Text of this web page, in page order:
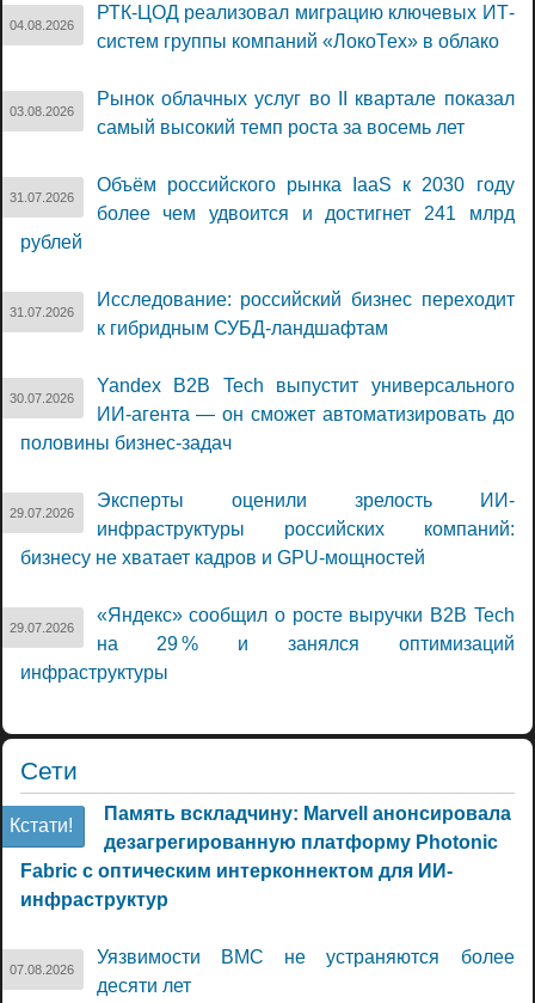
04.08.2026
РТК-ЦОД реализовал миграцию ключевых ИТ-
систем группы компаний «ЛокоТех» в облако
03.08.2026
Рынок облачных услуг во II квартале показал
самый высокий темп роста за восемь лет
31.07.2026
Объём российского рынка IaaS к 2030 году
более чем удвоится и достигнет 241 млрд
рублей
31.07.2026
Исследование: российский бизнес переходит
к гибридным СУБД-ландшафтам
30.07.2026
Yandex B2B Tech выпустит универсального
ИИ-агента — он сможет автоматизировать до
половины бизнес-задач
29.07.2026
Эксперты оценили зрелость ИИ-
инфраструктуры российских компаний:
бизнесу не хватает кадров и GPU-мощностей
29.07.2026
«Яндекс» сообщил о росте выручки B2B Tech
на 29 % и занялся оптимизаций
инфраструктуры
Сети
Кстати!
Память вскладчину: Marvell анонсировала
дезагрегированную платформу Photonic
Fabric с оптическим интерконнектом для ИИ-
инфраструктур
07.08.2026
Уязвимости BMC не устраняются более
десяти лет